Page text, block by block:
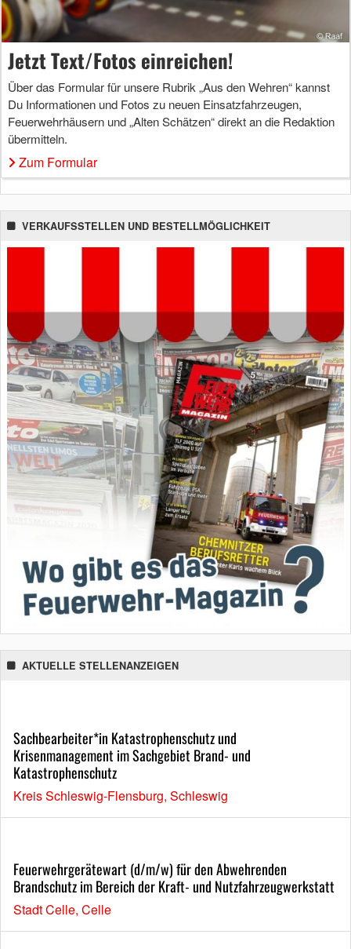
Jetzt Text/Fotos einreichen!
Über das Formular für unsere Rubrik „Aus den Wehren“ kannst
Du Informationen und Fotos zu neuen Einsatzfahrzeugen,
Feuerwehrhäusern und „Alten Schätzen“ direkt an die Redaktion
übermitteln.
Zum Formular
VERKAUFSSTELLEN UND BESTELLMÖGLICHKEIT
AKTUELLE STELLENANZEIGEN
Sachbearbeiter*in Katastrophenschutz und
Krisenmanagement im Sachgebiet Brand- und
Katastrophenschutz
Kreis Schleswig-Flensburg, Schleswig
Feuerwehrgerätewart (d/m/w) für den Abwehrenden
Brandschutz im Bereich der Kraft- und Nutzfahrzeugwerkstatt
Stadt Celle, Celle